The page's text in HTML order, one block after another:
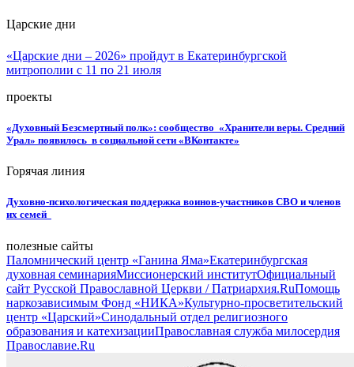
Царские дни
«Царские дни – 2026» пройдут в Екатеринбургской
митрополии с 11 по 21 июля
проекты
«Духовный Безсмертный полк»: сообщество «Хранители веры. Средний
Урал» появилось в социальной сети «ВКонтакте»
Горячая линия
Духовно-психологическая поддержка воинов-участников СВО и членов
их семей
полезные сайты
Паломнический центр «Ганина Яма»Екатеринбургская
духовная семинарияМиссионерский институтОфициальный
сайт Русской Православной Церкви / Патриархия.RuПомощь
наркозависимым Фонд «НИКА»Культурно-просветительский
центр «Царский»Синодальный отдел религиозного
образования и катехизацииПравославная служба милосердия
Православие.Ru